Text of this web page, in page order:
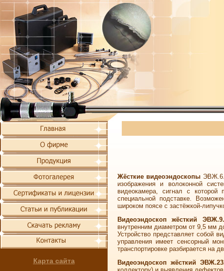
Карта сайта
Жёсткие видеоэндоскопы
изображения и волоконной
видеокамера, сигнал с которой
специальной подставке.
широком поясе с застёжкой-
Видеоэндоскоп жёсткий
внутренним диаметром от 9,5 мм
Устройство представляет собой
управления имеет сенсорный
транспортировке разбирается на
Видеоэндоскоп жёсткий